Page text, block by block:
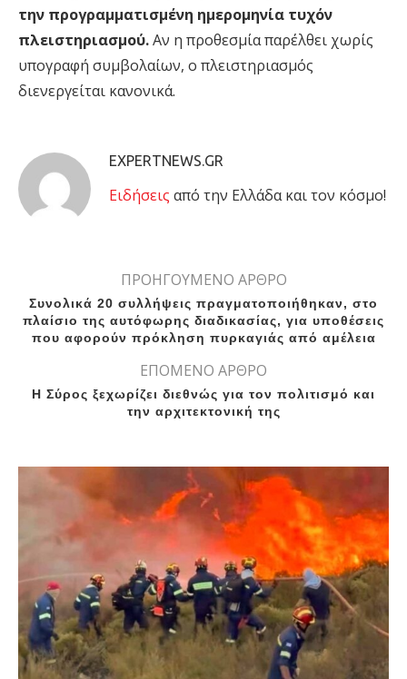
την προγραμματισμένη ημερομηνία τυχόν
πλειστηριασμού.Αν η προθεσμία παρέλθει χωρίς
υπογραφή συμβολαίων, ο πλειστηριασμός
διενεργείται κανονικά.
EXPERTNEWS.GR
Eιδήσεις από την Ελλάδα και τον κόσμο!
ΠΡΟΗΓΟΥΜΕΝΟ ΑΡΘΡΟ
Συνολικά 20 συλλήψεις πραγματοποιήθηκαν, στο
πλαίσιο της αυτόφωρης διαδικασίας, για υποθέσεις
που αφορούν πρόκληση πυρκαγιάς από αμέλεια
ΕΠΟΜΕΝΟ ΑΡΘΡΟ
Η Σύρος ξεχωρίζει διεθνώς για τον πολιτισμό και
την αρχιτεκτονική της